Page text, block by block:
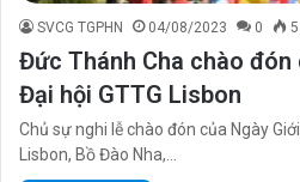
SVCG TGPHN 04/08/2023 0
Đức Thánh Cha chào
Đại hội GTTG Lisbon
Chủ sự nghi lễ chào đón của Ngày
Lisbon, Bồ Đào Nha,…